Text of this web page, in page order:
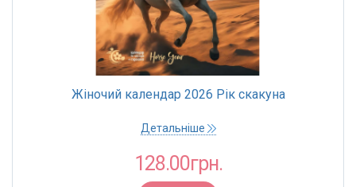
Жіночий календар 2026 Рік скакуна
Детальніше
128.00грн.